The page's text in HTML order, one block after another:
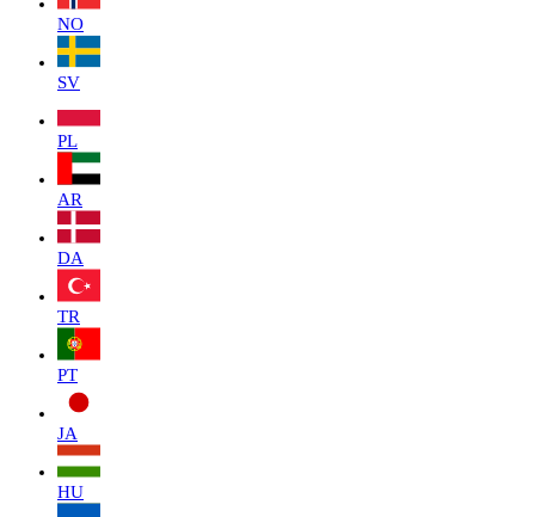
NO
SV
PL
AR
DA
TR
PT
JA
HU